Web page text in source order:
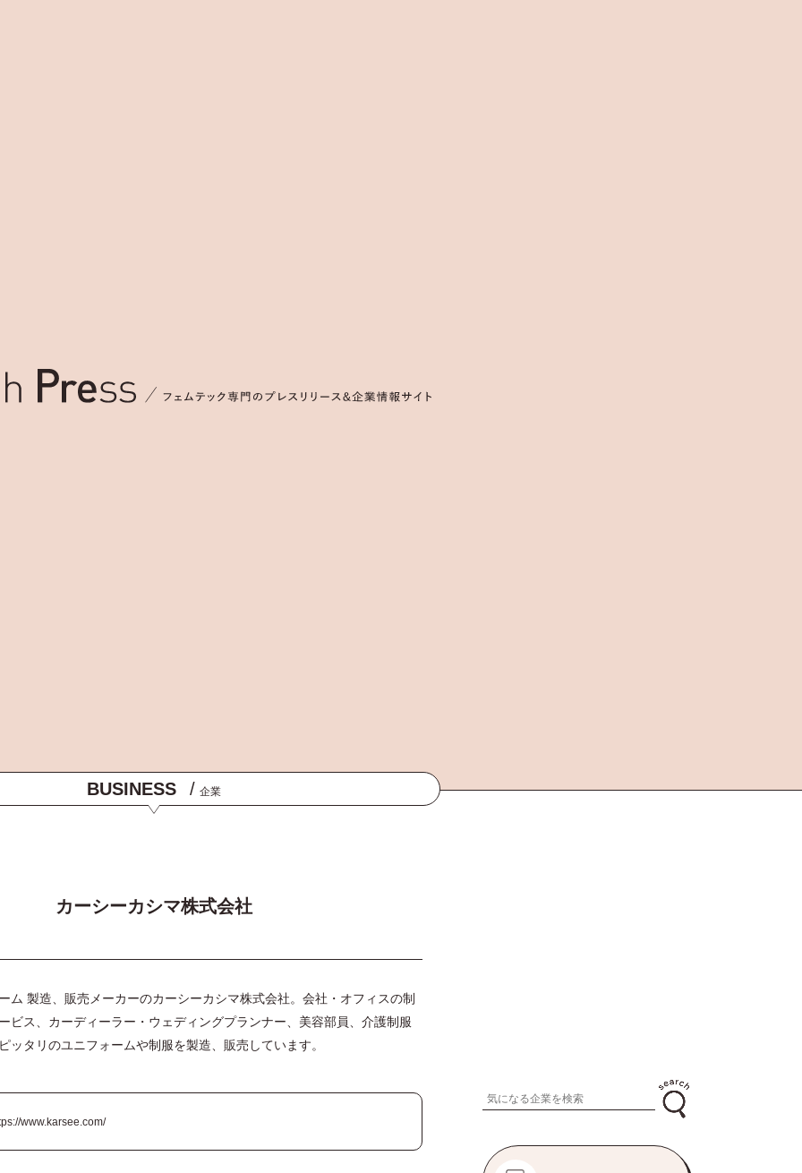
BUSINESS / 企業
カーシーカシマ株式会社
ム 製造、販売メーカーのカーシーカシマ株式会社。会社・オフィスの制
ビス、カーディーラー・ウェディングプランナー、美容部員、介護制服
ッタリのユニフォームや制服を製造、販売しています。
www.karsee.com/